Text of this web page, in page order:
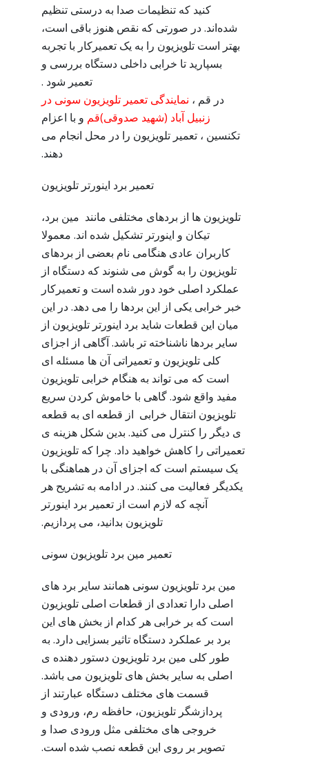
کنید که تنظیمات صدا به درستی تنظیم
شده‌اند. در صورتی که نقص هنوز باقی است،
بهتر است تلویزیون را به یک تعمیرکار با تجربه
بسپارید تا خرابی داخلی دستگاه بررسی و
تعمیر شود .
در قم ، نمایندگی تعمیر تلویزیون سونی در
زنبیل آباد (شهید صدوقی)قم و با اعزام
تکنسین ، تعمیر تلویزیون را در محل انجام می
دهند.
تعمیر برد اینورتر تلویزیون
تلویزیون ها از بردهای مختلفی مانند مین برد،
تیکان و اینورتر تشکیل شده اند. معمولا
کاربران عادی هنگامی نام بعضی از بردهای
تلویزیون را به گوش می شنوند که دستگاه از
عملکرد اصلی خود دور شده است و تعمیرکار
خبر خرابی یکی از این بردها را می دهد. در این
میان این قطعات شاید برد اینورتر تلویزیون از
سایر بردها ناشناخته تر باشد. آگاهی از اجزای
کلی تلویزیون و تعمیراتی آن ها مسئله ای
است که می تواند به هنگام خرابی تلویزیون
مفید واقع شود. گاهی با خاموش کردن سریع
تلویزیون انتقال خرابی از قطعه ای به قطعه
ی دیگر را کنترل می کنید. بدین شکل هزینه ی
تعمیراتی را کاهش خواهید داد. چرا که تلویزیون
یک سیستم است که اجزای آن در هماهنگی با
یکدیگر فعالیت می کنند. در ادامه به تشریح هر
آنچه که لازم است از تعمیر برد اینورتر
تلویزیون بدانید، می پردازیم.
تعمیر مین برد تلویزیون سونی
مین برد تلویزیون سونی همانند سایر برد های
اصلی دارا تعدادی از قطعات اصلی تلویزیون
است که بر خرابی هر کدام از بخش های این
برد بر عملکرد دستگاه تاثیر بسزایی دارد. به
طور کلی مین برد تلویزیون دستور دهنده ی
اصلی به سایر بخش های تلویزیون می باشد.
قسمت های مختلف دستگاه عبارتند از
پردازشگر تلویزیون، حافظه رم، ورودی و
خروجی های مختلفی مثل ورودی صدا و
تصویر بر روی این قطعه نصب شده است.